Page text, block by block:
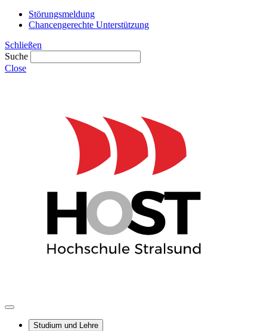
Störungsmeldung
Chancengerechte Unterstützung
Schließen
Suche
Close
Studium und Lehre